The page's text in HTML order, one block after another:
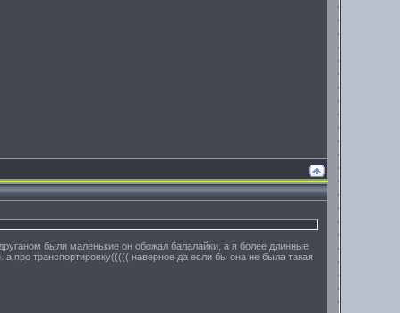
были маленькие он обожал балалайки, а я более длинные
про транспортировку((((( наверное да если бы она не была такая